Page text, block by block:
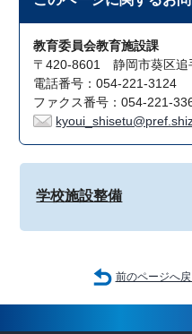
教育委員会教育施設課
〒420-8601 静岡市葵区追
電話番号：054-221-3124
ファクス番号：054-221-
学校施設整備
前のページへ